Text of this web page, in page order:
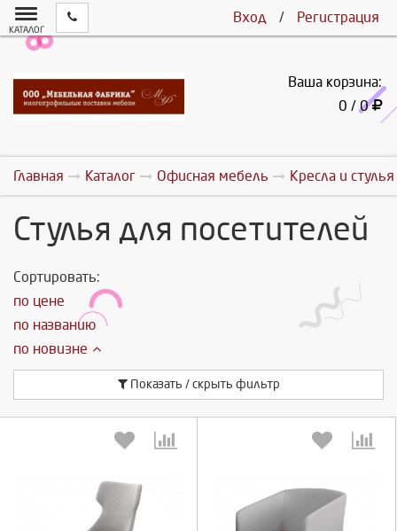
Вход / Регистрация
КАТАЛОГ
Ваша корзина:
0 / 0
Главная Каталог Офисная мебель Кресла и стулья
Стулья для посетителей
Сортировать:
по цене
по названию
по новизне
Показать / скрыть фильтр